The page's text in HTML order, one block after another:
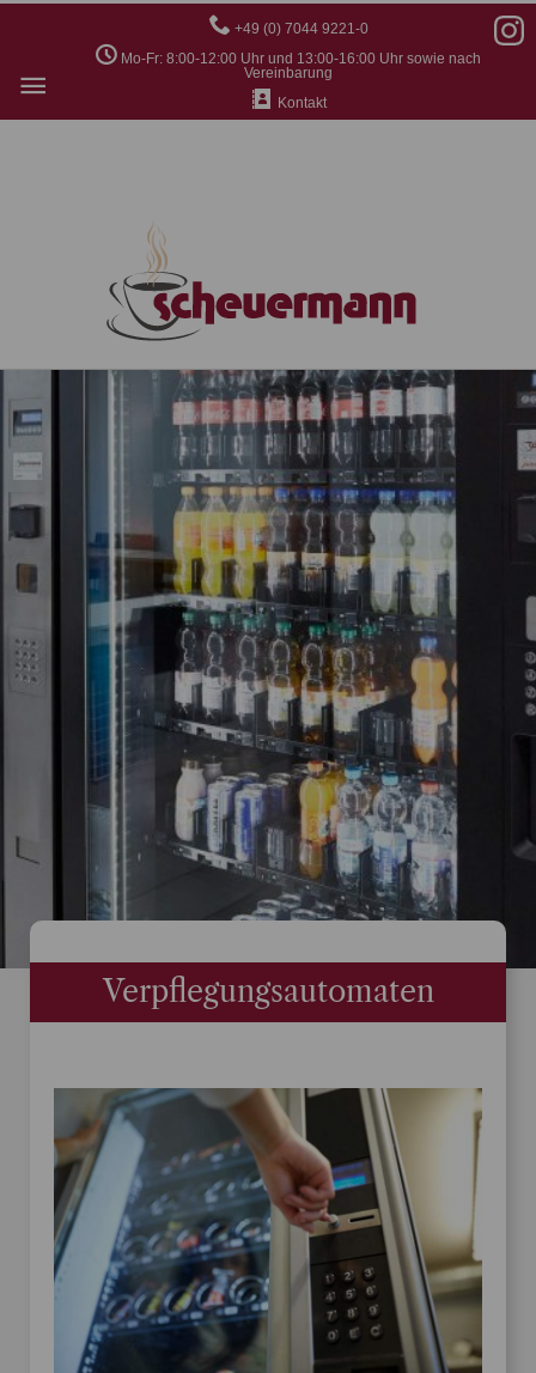
+49 (0) 7044 9221-0
Mo-Fr: 8:00-12:00 Uhr und 13:00-16:00 Uhr sowie nach
Vereinbarung
Kontakt
Hauptmenü
Verpflegungsautomaten